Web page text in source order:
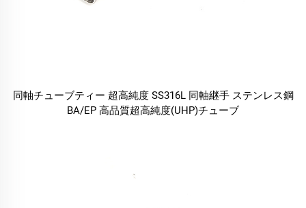
同軸チューブティー 超高純度 SS316L 同軸継手 ステンレス鋼
BA/EP 高品質超高純度(UHP)チューブ